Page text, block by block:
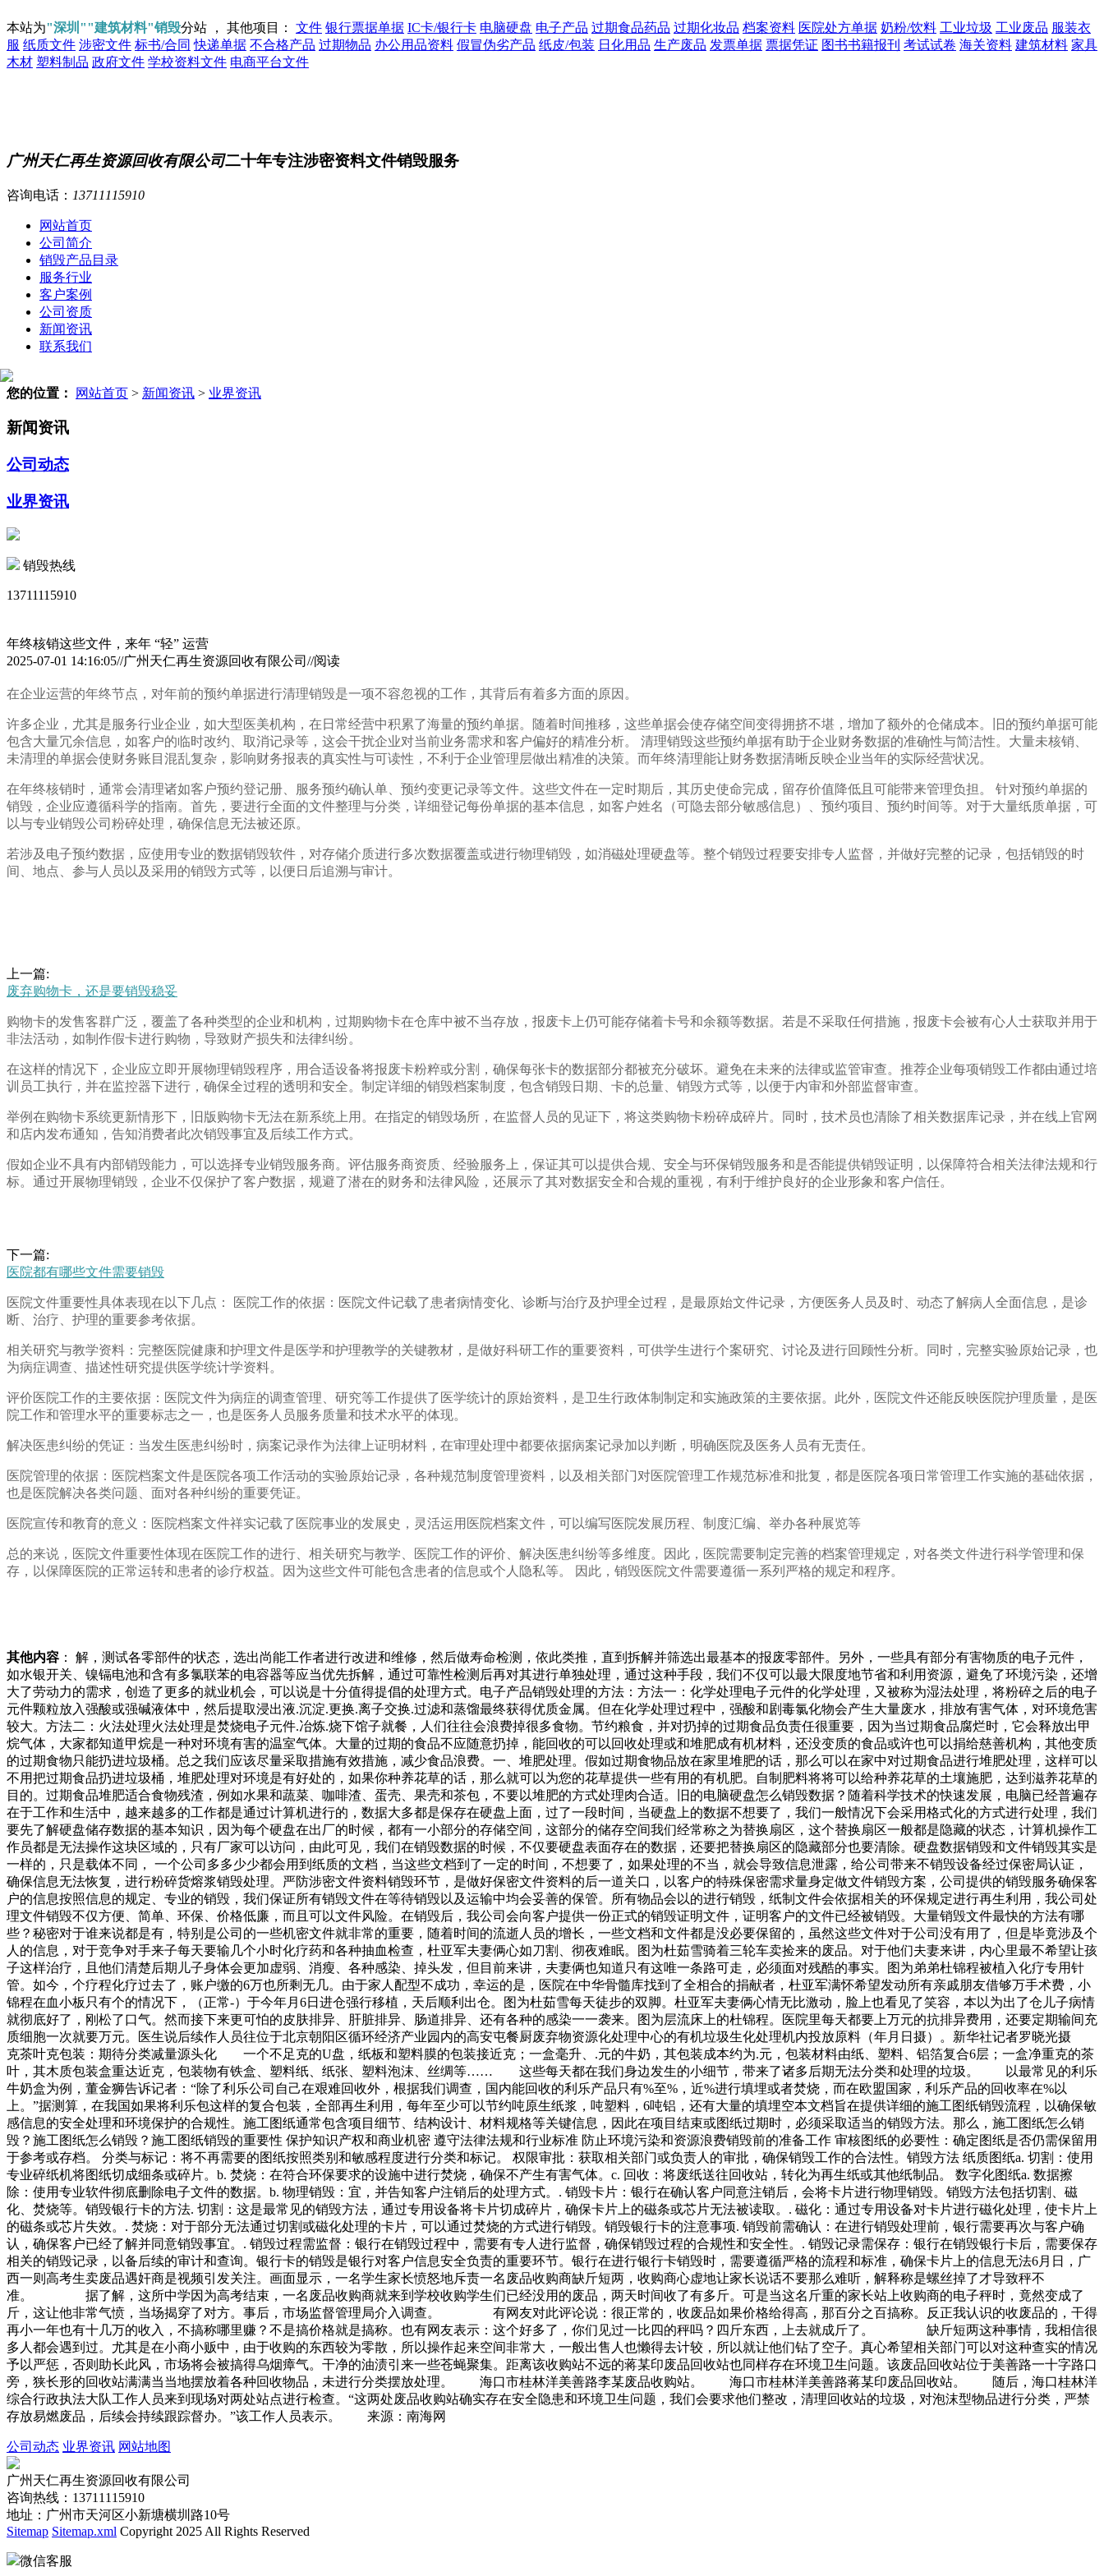
本站为"深圳""建筑材料"销毁分站 ， 其他项目： 文件 银行票据单据 IC卡/银行卡 电脑硬盘 电子产品 过期食品药品 过期化妆品 档案资料 医院处方单据 奶粉/饮料 工业垃圾 工业废品 服装衣
服 纸质文件 涉密文件 标书/合同 快递单据 不合格产品 过期物品 办公用品资料 假冒伪劣产品 纸皮/包装 日化用品 生产废品 发票单据 票据凭证 图书书籍报刊 考试试卷 海关资料 建筑材料 家具
木材 塑料制品 政府文件 学校资料文件 电商平台文件
广州天仁再生资源回收有限公司二十年专注涉密资料文件销毁服务
咨询电话： 13711115910
网站首页
公司简介
销毁产品目录
服务行业
客户案例
公司资质
新闻资讯
联系我们
您的位置： 网站首页 > 新闻资讯 > 业界资讯
新闻资讯
公司动态
业界资讯
销毁热线
13711115910
年终核销这些文件，来年 “轻” 运营
2025-07-01 14:16:05//广州天仁再生资源回收有限公司//阅读
在企业运营的年终节点，对年前的预约单据进行清理销毁是一项不容忽视的工作，其背后有着多方面的原因。
许多企业，尤其是服务行业企业，如大型医美机构，在日常经营中积累了海量的预约单据。随着时间推移，这些单据会使存储空间变得拥挤不堪，增加了额外的仓储成本。旧的预约单据可能
包含大量冗余信息，如客户的临时改约、取消记录等，这会干扰企业对当前业务需求和客户偏好的精准分析。 清理销毁这些预约单据有助于企业财务数据的准确性与简洁性。大量未核销、
未清理的单据会使财务账目混乱复杂，影响财务报表的真实性与可读性，不利于企业管理层做出精准的决策。而年终清理能让财务数据清晰反映企业当年的实际经营状况。
在年终核销时，通常会清理诸如客户预约登记册、服务预约确认单、预约变更记录等文件。这些文件在一定时期后，其历史使命完成，留存价值降低且可能带来管理负担。 针对预约单据的
销毁，企业应遵循科学的指南。首先，要进行全面的文件整理与分类，详细登记每份单据的基本信息，如客户姓名（可隐去部分敏感信息）、预约项目、预约时间等。对于大量纸质单据，可
以与专业销毁公司粉碎处理，确保信息无法被还原。
若涉及电子预约数据，应使用专业的数据销毁软件，对存储介质进行多次数据覆盖或进行物理销毁，如消磁处理硬盘等。整个销毁过程要安排专人监督，并做好完整的记录，包括销毁的时
间、地点、参与人员以及采用的销毁方式等，以便日后追溯与审计。
上一篇:
废弃购物卡，还是要销毁稳妥
购物卡的发售客群广泛，覆盖了各种类型的企业和机构，过期购物卡在仓库中被不当存放，报废卡上仍可能存储着卡号和余额等数据。若是不采取任何措施，报废卡会被有心人士获取并用于
非法活动，如制作假卡进行购物，导致财产损失和法律纠纷。
在这样的情况下，企业应立即开展物理销毁程序，用合适设备将报废卡粉粹或分割，确保每张卡的数据部分都被充分破坏。避免在未来的法律或监管审查。推荐企业每项销毁工作都由通过培
训员工执行，并在监控器下进行，确保全过程的透明和安全。制定详细的销毁档案制度，包含销毁日期、卡的总量、销毁方式等，以便于内审和外部监督审查。
举例在购物卡系统更新情形下，旧版购物卡无法在新系统上用。在指定的销毁场所，在监督人员的见证下，将这类购物卡粉碎成碎片。同时，技术员也清除了相关数据库记录，并在线上官网
和店内发布通知，告知消费者此次销毁事宜及后续工作方式。
假如企业不具有内部销毁能力，可以选择专业销毁服务商。评估服务商资质、经验服务上，保证其可以提供合规、安全与环保销毁服务和是否能提供销毁证明，以保障符合相关法律法规和行
标。通过开展物理销毁，企业不仅保护了客户数据，规避了潜在的财务和法律风险，还展示了其对数据安全和合规的重视，有利于维护良好的企业形象和客户信任。
下一篇:
医院都有哪些文件需要销毁
医院文件重要性具体表现在以下几点： 医院工作的依据：医院文件记载了患者病情变化、诊断与治疗及护理全过程，是最原始文件记录，方便医务人员及时、动态了解病人全面信息，是诊
断、治疗、护理的重要参考依据。
相关研究与教学资料：完整医院健康和护理文件是医学和护理教学的关键教材，是做好科研工作的重要资料，可供学生进行个案研究、讨论及进行回顾性分析。同时，完整实验原始记录，也
为病症调查、描述性研究提供医学统计学资料。
评价医院工作的主要依据：医院文件为病症的调查管理、研究等工作提供了医学统计的原始资料，是卫生行政体制制定和实施政策的主要依据。此外，医院文件还能反映医院护理质量，是医
院工作和管理水平的重要标志之一，也是医务人员服务质量和技术水平的体现。
解决医患纠纷的凭证：当发生医患纠纷时，病案记录作为法律上证明材料，在审理处理中都要依据病案记录加以判断，明确医院及医务人员有无责任。
医院管理的依据：医院档案文件是医院各项工作活动的实验原始记录，各种规范制度管理资料，以及相关部门对医院管理工作规范标准和批复，都是医院各项日常管理工作实施的基础依据，
也是医院解决各类问题、面对各种纠纷的重要凭证。
医院宣传和教育的意义：医院档案文件祥实记载了医院事业的发展史，灵活运用医院档案文件，可以编写医院发展历程、制度汇编、举办各种展览等
总的来说，医院文件重要性体现在医院工作的进行、相关研究与教学、医院工作的评价、解决医患纠纷等多维度。因此，医院需要制定完善的档案管理规定，对各类文件进行科学管理和保
存，以保障医院的正常运转和患者的诊疗权益。因为这些文件可能包含患者的信息或个人隐私等。 因此，销毁医院文件需要遵循一系列严格的规定和程序。
其他内容 ： 解，测试各零部件的状态，选出尚能工作者进行改进和维修，然后做寿命检测，依此类推，直到拆解并筛选出最基本的报废零部件。另外，一些具有部分有害物质的电子元件，
如水银开关、镍镉电池和含有多氯联苯的电容器等应当优先拆解，通过可靠性检测后再对其进行单独处理，通过这种手段，我们不仅可以最大限度地节省和利用资源，避免了环境污染，还增
大了劳动力的需求，创造了更多的就业机会，可以说是十分值得提倡的处理方式。电子产品销毁处理的方法：方法一：化学处理电子元件的化学处理，又被称为湿法处理，将粉碎之后的电子
元件颗粒放入强酸或强碱液体中，然后提取浸出液.沉淀.更换.离子交换.过滤和蒸馏最终获得优质金属。但在化学处理过程中，强酸和剧毒氯化物会产生大量废水，排放有害气体，对环境危害
较大。方法二：火法处理火法处理是焚烧电子元件.冶炼.烧下馆子就餐，人们往往会浪费掉很多食物。节约粮食，并对扔掉的过期食品负责任很重要，因为当过期食品腐烂时，它会释放出甲
烷气体，大家都知道甲烷是一种对环境有害的温室气体。大量的过期的食品不应随意扔掉，能回收的可以回收处理或和堆肥成有机材料，还没变质的食品或许也可以捐给慈善机构，其他变质
的过期食物只能扔进垃圾桶。总之我们应该尽量采取措施有效措施，减少食品浪费。一、堆肥处理。假如过期食物品放在家里堆肥的话，那么可以在家中对过期食品进行堆肥处理，这样可以
不用把过期食品扔进垃圾桶，堆肥处理对环境是有好处的，如果你种养花草的话，那么就可以为您的花草提供一些有用的有机肥。自制肥料将将可以给种养花草的土壤施肥，达到滋养花草的
目的。过期食品堆肥适合食物残渣，例如水果和蔬菜、咖啡渣、蛋壳、果壳和茶包，不要以堆肥的方式处理肉合适。旧的电脑硬盘怎么销毁数据？随着科学技术的快速发展，电脑已经普遍存
在于工作和生活中，越来越多的工作都是通过计算机进行的，数据大多都是保存在硬盘上面，过了一段时间，当硬盘上的数据不想要了，我们一般情况下会采用格式化的方式进行处理，我们
要先了解硬盘储存数据的基本知识，因为每个硬盘在出厂的时候，都有一小部分的存储空间，这部分的储存空间我们经常称之为替换扇区，这个替换扇区一般都是隐藏的状态，计算机操作工
作员都是无法操作这块区域的，只有厂家可以访问，由此可见，我们在销毁数据的时候，不仅要硬盘表面存在的数据，还要把替换扇区的隐藏部分也要清除。硬盘数据销毁和文件销毁其实是
一样的，只是载体不同， 一个公司多多少少都会用到纸质的文档，当这些文档到了一定的时间，不想要了，如果处理的不当，就会导致信息泄露，给公司带来不销毁设备经过保密局认证，
确保信息无法恢复，进行粉碎货熔浆销毁处理。严防涉密文件资料销毁环节，是做好保密文件资料的后一道关口，以客户的特殊保密需求量身定做文件销毁方案，公司提供的销毁服务确保客
户的信息按照信息的规定、专业的销毁，我们保证所有销毁文件在等待销毁以及运输中均会妥善的保管。所有物品会以的进行销毁，纸制文件会依据相关的环保规定进行再生利用，我公司处
理文件销毁不仅方便、简单、环保、价格低廉，而且可以文件风险。在销毁后，我公司会向客户提供一份正式的销毁证明文件，证明客户的文件已经被销毁。大量销毁文件最快的方法有哪
些？秘密对于谁来说都是有，特别是公司的一些机密文件就非常的重要，随着时间的流逝人员的增长，一些文档和文件都是没必要保留的，虽然这些文件对于公司没有用了，但是毕竟涉及个
人的信息，对于竞争对手来子每天要输几个小时化疗药和各种抽血检查，杜亚军夫妻俩心如刀割、彻夜难眠。图为杜茹雪骑着三轮车卖捡来的废品。对于他们夫妻来讲，内心里最不希望让孩
子这样治疗，且他们清楚后期儿子身体会更加虚弱、消瘦、各种感染、掉头发，但目前来讲，夫妻俩也知道只有这唯一条路可走，必须面对残酷的事实。图为弟弟杜锦程被植入化疗专用针
管。如今，个疗程化疗过去了，账户缴的6万也所剩无几。由于家人配型不成功，幸运的是，医院在中华骨髓库找到了全相合的捐献者，杜亚军满怀希望发动所有亲戚朋友借够万手术费，小
锦程在血小板只有个的情况下，（正常-）于今年月6日进仓强行移植，天后顺利出仓。图为杜茹雪每天徒步的双脚。杜亚军夫妻俩心情无比激动，脸上也看见了笑容，本以为出了仓儿子病情
就彻底好了，刚松了口气。然而接下来更可怕的皮肤排异、肝脏排异、肠道排异、还有各种的感染一一袭来。图为层流床上的杜锦程。医院里每天都要上万元的抗排异费用，还要定期输间充
质细胞一次就要万元。医生说后续作人员往位于北京朝阳区循环经济产业园内的高安屯餐厨废弃物资源化处理中心的有机垃圾生化处理机内投放原料（年月日摄）。新华社记者罗晓光摄
克茶叶克包装：期待分类减量源头化 一个不足克的U盘，纸板和塑料膜的包装接近克；一盒毫升、.元的牛奶，其包装成本约为.元，包装材料由纸、塑料、铝箔复合6层；一盒净重克的茶
叶，其木质包装盒重达近克，包装物有铁盒、塑料纸、纸张、塑料泡沫、丝绸等…… 这些每天都在我们身边发生的小细节，带来了诸多后期无法分类和处理的垃圾。 以最常见的利乐
牛奶盒为例，董金狮告诉记者：“除了利乐公司自己在艰难回收外，根据我们调查，国内能回收的利乐产品只有%至%，近%进行填埋或者焚烧，而在欧盟国家，利乐产品的回收率在%以
上。”据测算，在我国如果将利乐包这样的复合包装，全部再生利用，每年至少可以节约吨原生纸浆，吨塑料，6吨铝，还有大量的填埋空本文档旨在提供详细的施工图纸销毁流程，以确保敏
感信息的安全处理和环境保护的合规性。施工图纸通常包含项目细节、结构设计、材料规格等关键信息，因此在项目结束或图纸过期时，必须采取适当的销毁方法。那么，施工图纸怎么销
毁？施工图纸怎么销毁？施工图纸销毁的重要性 保护知识产权和商业机密 遵守法律法规和行业标准 防止环境污染和资源浪费销毁前的准备工作 审核图纸的必要性：确定图纸是否仍需保留用
于参考或存档。 分类与标记：将不再需要的图纸按照类别和敏感程度进行分类和标记。 权限审批：获取相关部门或负责人的审批，确保销毁工作的合法性。销毁方法 纸质图纸a. 切割：使用
专业碎纸机将图纸切成细条或碎片。b. 焚烧：在符合环保要求的设施中进行焚烧，确保不产生有害气体。c. 回收：将废纸送往回收站，转化为再生纸或其他纸制品。 数字化图纸a. 数据擦
除：使用专业软件彻底删除电子文件的数据。b. 物理销毁：宜，并告知客户注销后的处理方式。. 销毁卡片：银行在确认客户同意注销后，会将卡片进行物理销毁。销毁方法包括切割、磁
化、焚烧等。销毁银行卡的方法. 切割：这是最常见的销毁方法，通过专用设备将卡片切成碎片，确保卡片上的磁条或芯片无法被读取。. 磁化：通过专用设备对卡片进行磁化处理，使卡片上
的磁条或芯片失效。. 焚烧：对于部分无法通过切割或磁化处理的卡片，可以通过焚烧的方式进行销毁。销毁银行卡的注意事项. 销毁前需确认：在进行销毁处理前，银行需要再次与客户确
认，确保客户已经了解并同意销毁事宜。. 销毁过程需监督：银行在销毁过程中，需要有专人进行监督，确保销毁过程的合规性和安全性。. 销毁记录需保存：银行在销毁银行卡后，需要保存
相关的销毁记录，以备后续的审计和查询。银行卡的销毁是银行对客户信息安全负责的重要环节。银行在进行银行卡销毁时，需要遵循严格的流程和标准，确保卡片上的信息无法6月日，广
西一则高考生卖废品遇奸商是视频引发关注。画面显示，一名学生家长愤怒地斥责一名废品收购商缺斤短两，收购商心虚地让家长说话不要那么难听，解释称是螺丝掉了才导致秤不
准。 据了解，这所中学因为高考结束，一名废品收购商就来到学校收购学生们已经没用的废品，两天时间收了有多斤。可是当这名斤重的家长站上收购商的电子秤时，竟然变成了
斤，这让他非常气愤，当场揭穿了对方。事后，市场监督管理局介入调查。 有网友对此评论说：很正常的，收废品如果价格给得高，那百分之百搞称。反正我认识的收废品的，干得
再小一年也有十几万的收入，不搞称哪里赚？不是搞价格就是搞称。也有网友表示：这个好多了，你们见过一比四的秤吗？四斤东西，上去就成斤了。 缺斤短两这种事情，我相信很
多人都会遇到过。尤其是在小商小贩中，由于收购的东西较为零散，所以操作起来空间非常大，一般出售人也懒得去计较，所以就让他们钻了空子。真心希望相关部门可以对这种查实的情况
予以严惩，否则助长此风，市场将会被搞得乌烟瘴气。干净的油渍引来一些苍蝇聚集。距离该收购站不远的蒋某印废品回收站也同样存在环境卫生问题。该废品回收站位于美善路一十字路口
旁，狭长形的回收站满满当当地摆放着各种回收物品，未进行分类摆放处理。 海口市桂林洋美善路李某废品收购站。 海口市桂林洋美善路蒋某印废品回收站。 随后，海口桂林洋
综合行政执法大队工作人员来到现场对两处站点进行检查。“这两处废品收购站确实存在安全隐患和环境卫生问题，我们会要求他们整改，清理回收站的垃圾，对泡沫型物品进行分类，严禁
存放易燃废品，后续会持续跟踪督办。”该工作人员表示。 来源：南海网
公司动态 业界资讯 网站地图
广州天仁再生资源回收有限公司
咨询热线：13711115910
地址：广州市天河区小新塘横圳路10号
Sitemap Sitemap.xml Copyright 2025 All Rights Reserved
微信客服